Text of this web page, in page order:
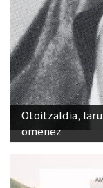
Otoitzaldia,
omenez